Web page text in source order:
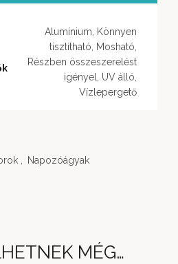
Alumínium, Könnyen
tisztítható, Mosható,
Részben összeszerelést
igényel, UV álló,
Vízlepergető
, Napozóágyak
MÉG…